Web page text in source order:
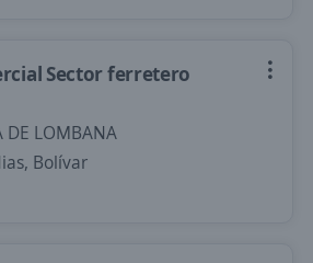
Sector ferretero
DE LOMBANA
Bolívar